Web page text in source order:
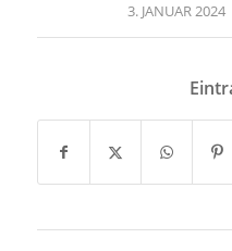
3. JANUAR 2024
/